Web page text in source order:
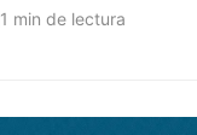
1 min de lectura